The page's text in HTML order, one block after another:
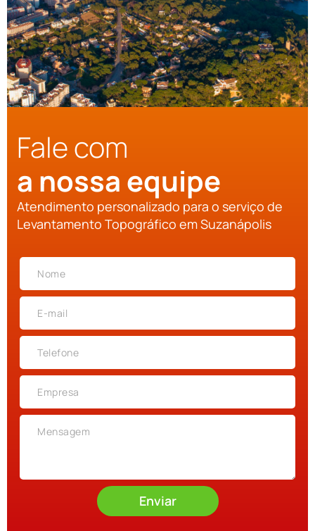
Fale com
a nossa equipe
Atendimento personalizado para o serviço de
Levantamento Topográfico em Suzanápolis
Enviar